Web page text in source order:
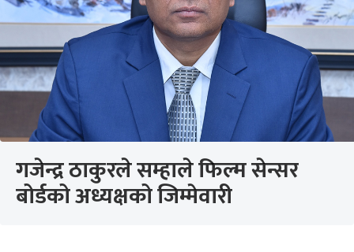
गजेन्द्र ठाकुरले सम्हाले फिल्म सेन्सर
बोर्डको अध्यक्षको जिम्मेवारी